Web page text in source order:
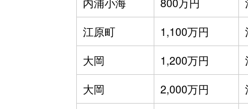
江原町
1,100万円
大岡
1,200万円
大岡
2,000万円